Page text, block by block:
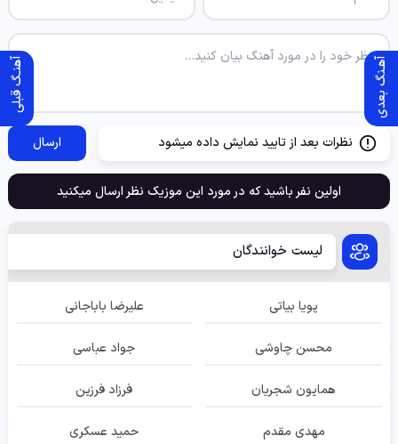
آهنـگ قبلی آهـنگ بعدی
نظرات بعد از تایید نمایش داده میشود ارسال
اولین نفر باشید که در مورد این موزیک نظر ارسال میکنید
لیست خوانندگان
پویا بیاتی علیرضا باباجانی
محسن چاوشی جواد عباسی
همایون شجریان فرزاد فرزین
مهدی مقدم حمید عسکری